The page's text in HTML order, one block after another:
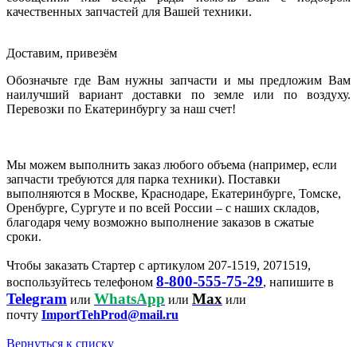
качественных запчастей для Вашей техники.
Доставим, привезём
Обозначьте где Вам нужны запчасти и мы предложим Вам
наилучший вариант доставки по земле или по воздуху.
Перевозки по Екатеринбургу за наш счет!
Мы можем выполнить заказ любого объема (например, если
запчасти требуются для парка техники). Поставки
выполняются в Москве, Краснодаре, Екатеринбурге, Томске,
Оренбурге, Сургуте и по всей России – с наших складов,
благодаря чему возможно выполнение заказов в сжатые
сроки.
Чтобы заказать Стартер с артикулом 207-1519, 2071519,
воспользуйтесь телефоном 8-800-555-75-29, напишите в
Telegram или WhatsApp или Max или
почту ImportTehProd@mail.ru
Вернуться к списку